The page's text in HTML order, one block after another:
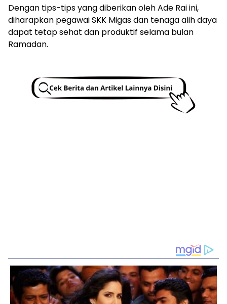
Dengan tips-tips yang diberikan oleh Ade Rai ini,
diharapkan pegawai SKK Migas dan tenaga alih daya
dapat tetap sehat dan produktif selama bulan
Ramadan.